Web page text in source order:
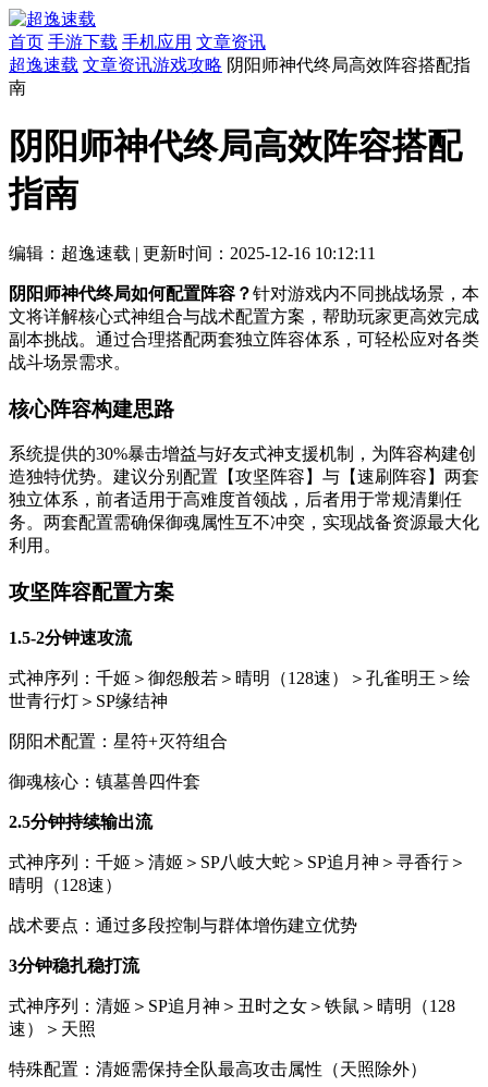
首页 手游下载 手机应用 文章资讯
超逸速载 文章资讯游戏攻略 阴阳师神代终局高效阵容搭配指
南
阴阳师神代终局高效阵容搭配
指南
编辑：超逸速载 | 更新时间：2025-12-16 10:12:11
阴阳师神代终局如何配置阵容？针对游戏内不同挑战场景，本
文将详解核心式神组合与战术配置方案，帮助玩家更高效完成
副本挑战。通过合理搭配两套独立阵容体系，可轻松应对各类
战斗场景需求。
核心阵容构建思路
系统提供的30%暴击增益与好友式神支援机制，为阵容构建创
造独特优势。建议分别配置【攻坚阵容】与【速刷阵容】两套
独立体系，前者适用于高难度首领战，后者用于常规清剿任
务。两套配置需确保御魂属性互不冲突，实现战备资源最大化
利用。
攻坚阵容配置方案
1.5-2分钟速攻流
式神序列：千姬＞御怨般若＞晴明（128速）＞孔雀明王＞绘
世青行灯＞SP缘结神
阴阳术配置：星符+灭符组合
御魂核心：镇墓兽四件套
2.5分钟持续输出流
式神序列：千姬＞清姬＞SP八岐大蛇＞SP追月神＞寻香行＞
晴明（128速）
战术要点：通过多段控制与群体增伤建立优势
3分钟稳扎稳打流
式神序列：清姬＞SP追月神＞丑时之女＞铁鼠＞晴明（128
速）＞天照
特殊配置：清姬需保持全队最高攻击属性（天照除外）